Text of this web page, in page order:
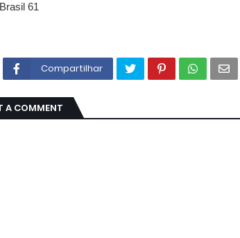
61
Compartilhar
A COMMENT